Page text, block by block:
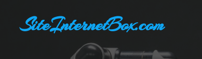
contenuSiteInternetBox.com